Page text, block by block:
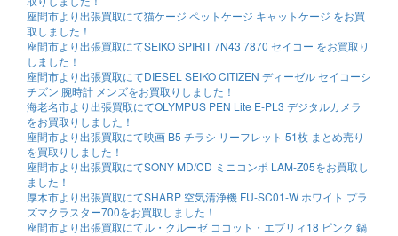
座間市より出張買取にて猫ケージ ペットケージ キャットケージ をお買
取しました！
座間市より出張買取にてSEIKO SPIRIT 7N43 7870 セイコー をお買取り
しました！
座間市より出張買取にてDIESEL SEIKO CITIZEN ディーゼル セイコーシ
チズン 腕時計 メンズをお買取りしました！
海老名市より出張買取にてOLYMPUS PEN Lite E-PL3 デジタルカメラ
をお買取りしました！
座間市より出張買取にて映画 B5 チラシ リーフレット 51枚 まとめ売り
を買取りしました！
座間市より出張買取にてSONY MD/CD ミニコンポ LAM-Z05をお買取し
ました！
厚木市より出張買取にてSHARP 空気清浄機 FU-SC01-W ホワイト プラ
ズマクラスター700をお買取しました！
座間市より出張買取にてル・クルーゼ ココット・エブリィ18 ピンク 鍋